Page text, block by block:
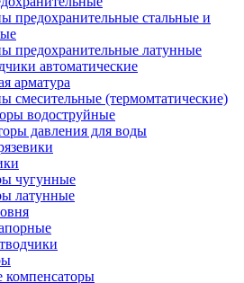
предохранительные стальные и
предохранительные латунные
автоматические
арматура
смесительные (термомтатические)
водоструйные
давления для воды
чугунные
латунные
компенсаторы